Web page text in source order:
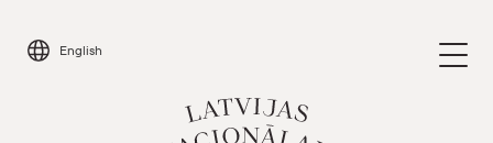
content
English